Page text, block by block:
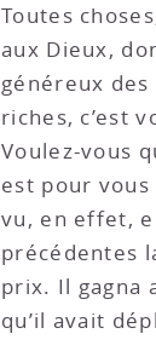
Toutes
aux Dieux,
généreux
riches, c’est
Voulez-vous
est pour
vu, en effet,
précédentes
prix. Il gagna
qu’il avait